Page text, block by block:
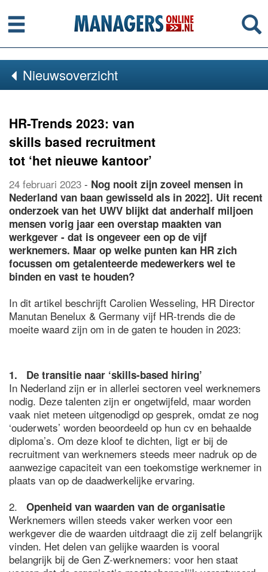
Menu
Nieuwsoverzicht
HR-Trends 2023: van
skills based recruitment
tot ‘het nieuwe kantoor’
24 februari 2023 - Nog nooit zijn zoveel mensen in
Nederland van baan gewisseld als in 2022]. Uit recent
onderzoek van het UWV blijkt dat anderhalf miljoen
mensen vorig jaar een overstap maakten van
werkgever - dat is ongeveer een op de vijf
werknemers. Maar op welke punten kan HR zich
focussen om getalenteerde medewerkers wel te
binden en vast te houden?
In dit artikel beschrijft Carolien Wesseling, HR Director
Manutan Benelux & Germany vijf HR-trends die de
moeite waard zijn om in de gaten te houden in 2023:
1. De transitie naar ‘skills-based hiring’
In Nederland zijn er in allerlei sectoren veel werknemers
nodig. Deze talenten zijn er ongetwijfeld, maar worden
vaak niet meteen uitgenodigd op gesprek, omdat ze nog
‘ouderwets’ worden beoordeeld op hun cv en behaalde
diploma’s. Om deze kloof te dichten, ligt er bij de
recruitment van werknemers steeds meer nadruk op de
aanwezige capaciteit van een toekomstige werknemer in
plaats van op de daadwerkelijke ervaring.
2. Openheid van waarden van de organisatie
Werknemers willen steeds vaker werken voor een
werkgever die de waarden uitdraagt die zij zelf belangrijk
vinden. Het delen van gelijke waarden is vooral
belangrijk bij de Gen Z-werknemers: voor hen staat